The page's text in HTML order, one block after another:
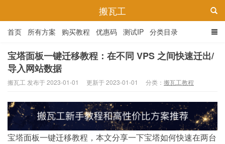
搬瓦工
首页 所有方案 购买教程 优惠码 测试IP 分类目录
宝塔面板一键迁移教程：在不同 VPS 之间快速迁出/
导入网站数据
搬瓦工 发布于 2023-01-01 更新于 2023-01-01 分类： 搬瓦工教程
宝塔面板一键迁移教程，本文分享一下宝塔如何快速在两台